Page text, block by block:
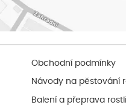
Obchodní podmínky
Návody na pěstování
Balení a přeprava